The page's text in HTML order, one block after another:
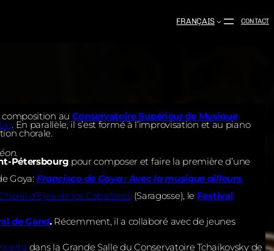
FRANÇAIS CONTACT
composition au Conservatoire Supérieur de Musique
. En parallèle, il s’est formé à l’improvisation et au piano
chorale.
Pétersbourg pour composer et faire la première d’une
Goya: Francisco de Goya : Avec la musique ailleurs.
d’Ejea de los Caballeros(Saragosse), le Festival
de Gand.Récemment, il a collaboré avec de jeunes
dans la Grande Salle du Conservatoire Tchaikovsky de